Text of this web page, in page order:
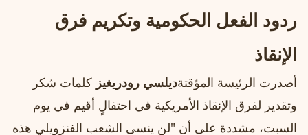
ردود الفعل الحكومية وتكريم فرق
الإنقاذ
أصدرت الرئيسة المؤقتةديلسي رودريغيز كلمات شكر
وتقدير لفرق الإنقاذ الأمريكية في احتفالٍ أقيم في يوم
السبت، مشددة على أن "لن ينسى الشعب الفنزويلي هذه